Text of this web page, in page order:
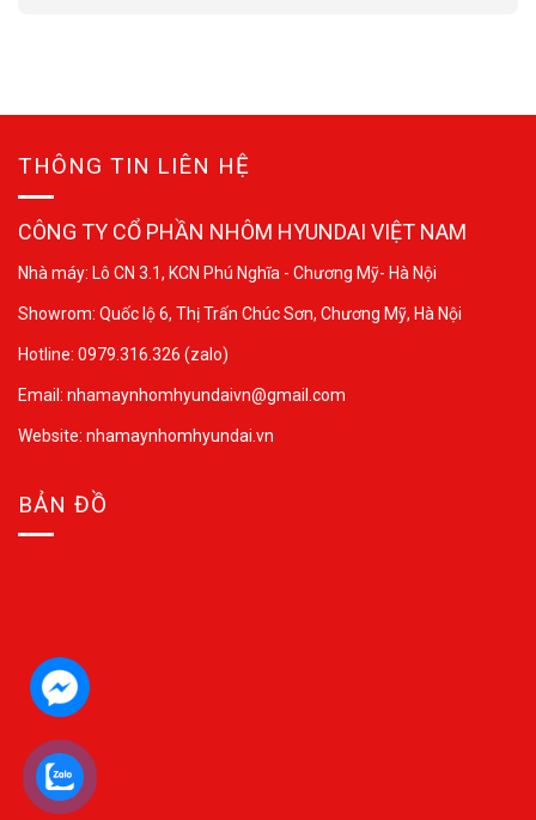
THÔNG TIN LIÊN HỆ
CÔNG TY CỔ PHẦN NHÔM HYUNDAI VIỆT NAM
Nhà máy: Lô CN 3.1, KCN Phú Nghĩa - Chương Mỹ- Hà Nội
Showrom: Quốc lộ 6, Thị Trấn Chúc Sơn, Chương Mỹ, Hà Nội
Hotline: 0979.316.326 (zalo)
Email: nhamaynhomhyundaivn@gmail.com
Website: nhamaynhomhyundai.vn
BẢN ĐỒ